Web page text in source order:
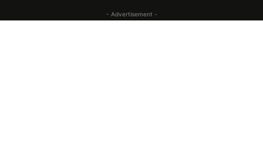
- Advertisement -